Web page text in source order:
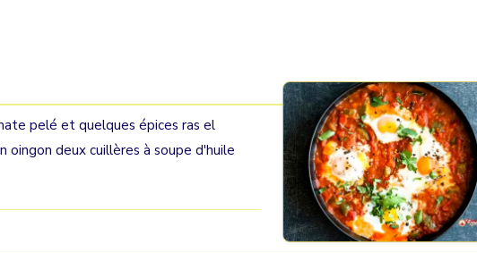
pelé et quelques épices ras el
oingon deux cuillères à soupe d'huile